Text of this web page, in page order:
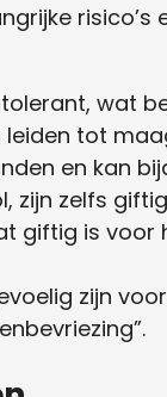
wat
tot
en kan
zijn zelfs
giftig is voor
zijn